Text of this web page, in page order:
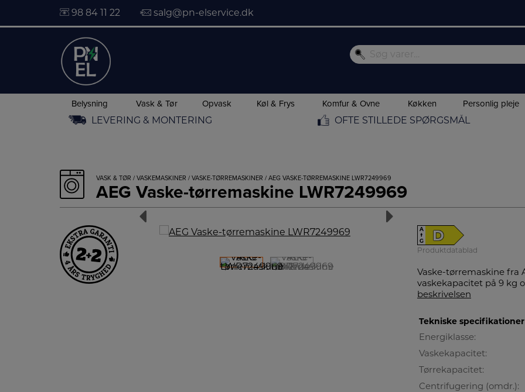
98 84 11 22 salg@pn-elservice.dk
Belysning Vask & Tør Opvask Køl & Frys Komfur & Ovne Køkken Personlig pleje
LEVERING & MONTERING OFTE STILLEDE SPØRGSMÅL
VASK & TØR / VASKEMASKINER / VASKE-TØRREMASKINER / AEG VASKE-TØRREMASKINE LWR7249969
AEG Vaske-tørremaskine LWR7249969
A
↑
G
D
Produktdatablad
Vaske-tørremaskine fra
vaskekapacitet på 9 kg
beskrivelsen
Tekniske specifikationer
Energiklasse:
Vaskekapacitet:
Tørrekapacitet:
Centrifugering (omdr.):